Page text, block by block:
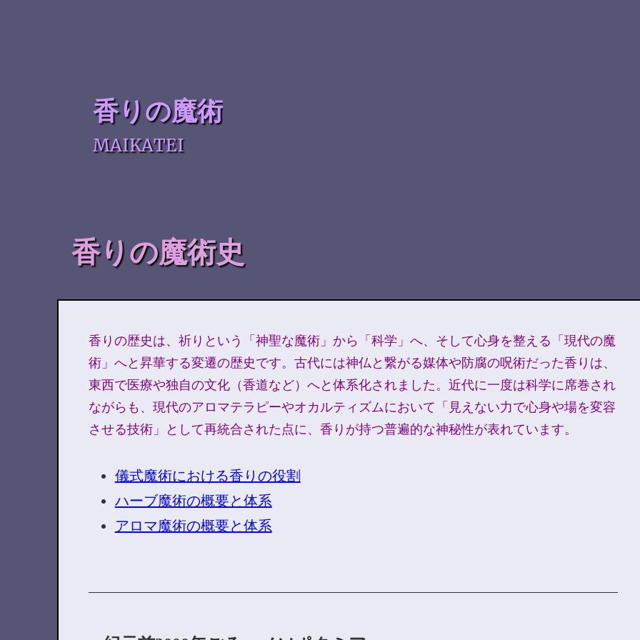
香りの魔術
MAIKATEI
香りの魔術史
香りの歴史は、祈りという「神聖な魔術」から「科学」へ、そして心身を整える「現代の魔
術」へと昇華する変遷の歴史です。古代には神仏と繋がる媒体や防腐の呪術だった香りは、
東西で医療や独自の文化（香道など）へと体系化されました。近代に一度は科学に席巻され
ながらも、現代のアロマテラピーやオカルティズムにおいて「見えない力で心身や場を変容
させる技術」として再統合された点に、香りが持つ普遍的な神秘性が表れています。
儀式魔術における香りの役割
ハーブ魔術の概要と体系
アロマ魔術の概要と体系